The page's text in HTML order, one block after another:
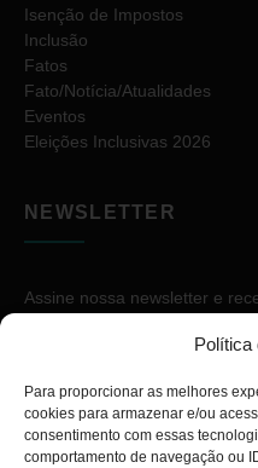
Política
Para proporcionar as melhores
cookies para armazenar e/ou
consentimento com essas
comportamento de navegação ou
Isenção de Impostos
Inclusão
Fatos
Fato/Notícia/Atualidades
Eventos
Eleições Inclusivas 2026
NEWSLETTER
Assine nossa newsletter e